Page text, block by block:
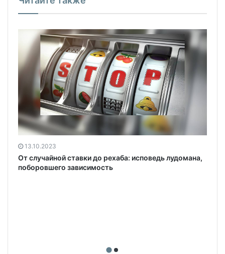
13.10.2023
От случайной ставки до рехаба: исповедь лудомана,
поборовшего зависимость